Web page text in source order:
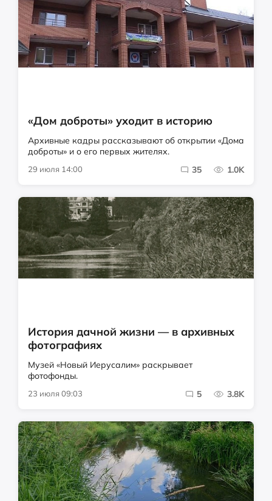
«Дом доброты» уходит в историю
Архивные кадры рассказывают об открытии «Дома
доброты» и о его первых жителях.
29 июля 14:00 35 1.0K
История дачной жизни — в архивных
фотографиях
Музей «Новый Иерусалим» раскрывает
фотофонды.
23 июля 09:03 5 3.8K